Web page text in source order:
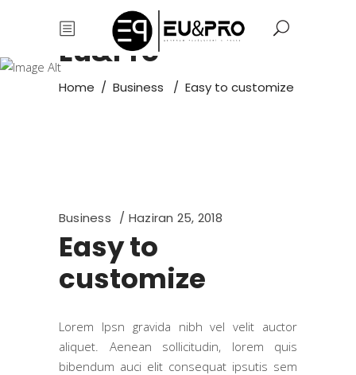
Eu&Pro
Home / Business / Easy to customize
Business Haziran 25, 2018
Easy to
customize
Lorem Ipsn gravida nibh vel velit auctor
aliquet. Aenean sollicitudin, lorem quis
bibendum auci elit consequat ipsutis sem